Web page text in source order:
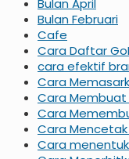
Bulan April
Bulan Februari
Cafe
Cara Daftar
cara efektif
Cara
Cara Membuat
Cara
Cara Mencetak
Cara